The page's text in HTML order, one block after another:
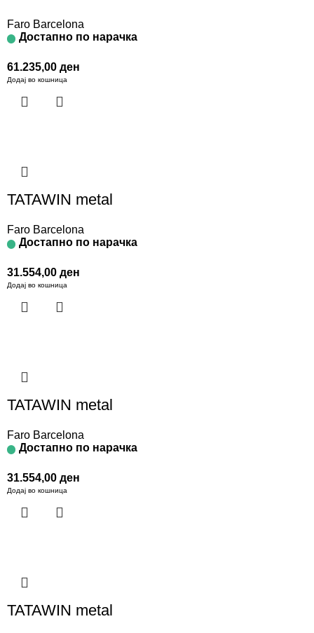
Faro Barcelona
Достапно по нарачка
61.235,00 ден
Додај во кошница
TATAWIN metal
Faro Barcelona
Достапно по нарачка
31.554,00 ден
Додај во кошница
TATAWIN metal
Faro Barcelona
Достапно по нарачка
31.554,00 ден
Додај во кошница
TATAWIN metal